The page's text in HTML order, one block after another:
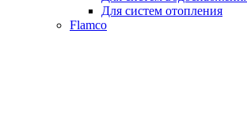
Для систем отопления
Flamco